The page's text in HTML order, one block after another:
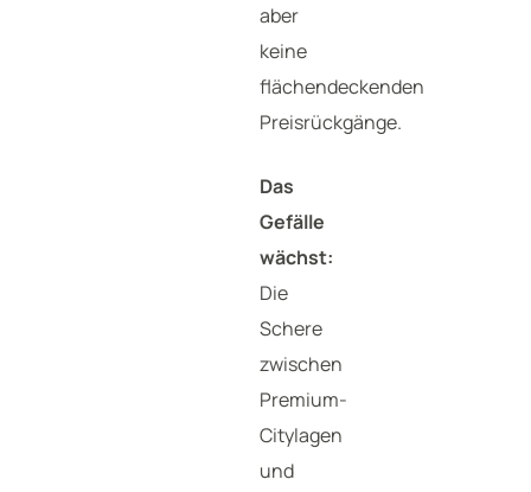
aber
keine
flächendeckenden
Preisrückgänge.
Das
Gefälle
wächst:
Die
Schere
zwischen
Premium-
Citylagen
und